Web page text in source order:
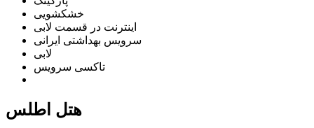
خشکشویی
اینترنت در قسمت لابی
سرویس بهداشتی ایرانی
لابی
تاکسی سرویس
هتل اطلس